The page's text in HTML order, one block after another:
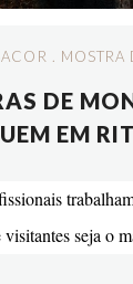
MOSTRA
DE
EM
seja o